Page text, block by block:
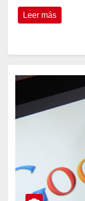
Leer más